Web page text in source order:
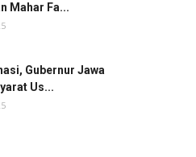
Mahar Fa...
Gubernur Jawa
Us...